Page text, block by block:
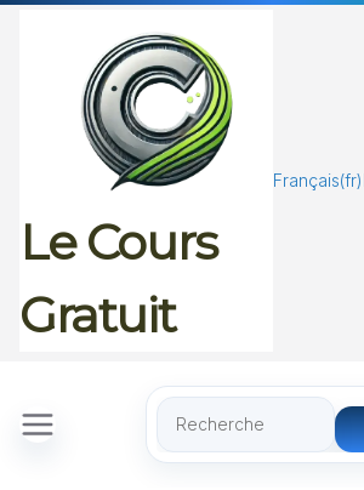
Le Cours
Gratuit
Français(fr)